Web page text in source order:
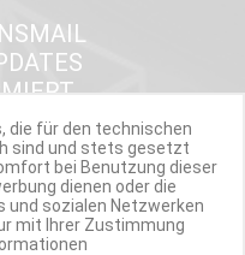
die für den technischen
sind und stets gesetzt
bei Benutzung dieser
dienen oder die
und sozialen Netzwerken
mit Ihrer Zustimmung